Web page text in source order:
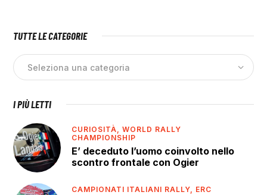
TUTTE LE CATEGORIE
I PIÙ LETTI
CURIOSITÀ,WORLD RALLY
CHAMPIONSHIP
E’ deceduto l’uomo coinvolto nello
scontro frontale con Ogier
CAMPIONATI ITALIANI RALLY, ERC